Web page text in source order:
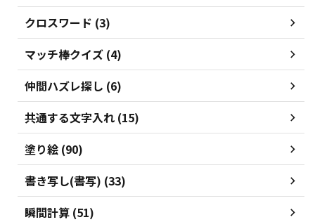
クロスワード (3)
マッチ棒クイズ (4)
仲間ハズレ探し (6)
共通する文字入れ (15)
塗り絵 (90)
書き写し(書写) (33)
瞬間計算 (51)